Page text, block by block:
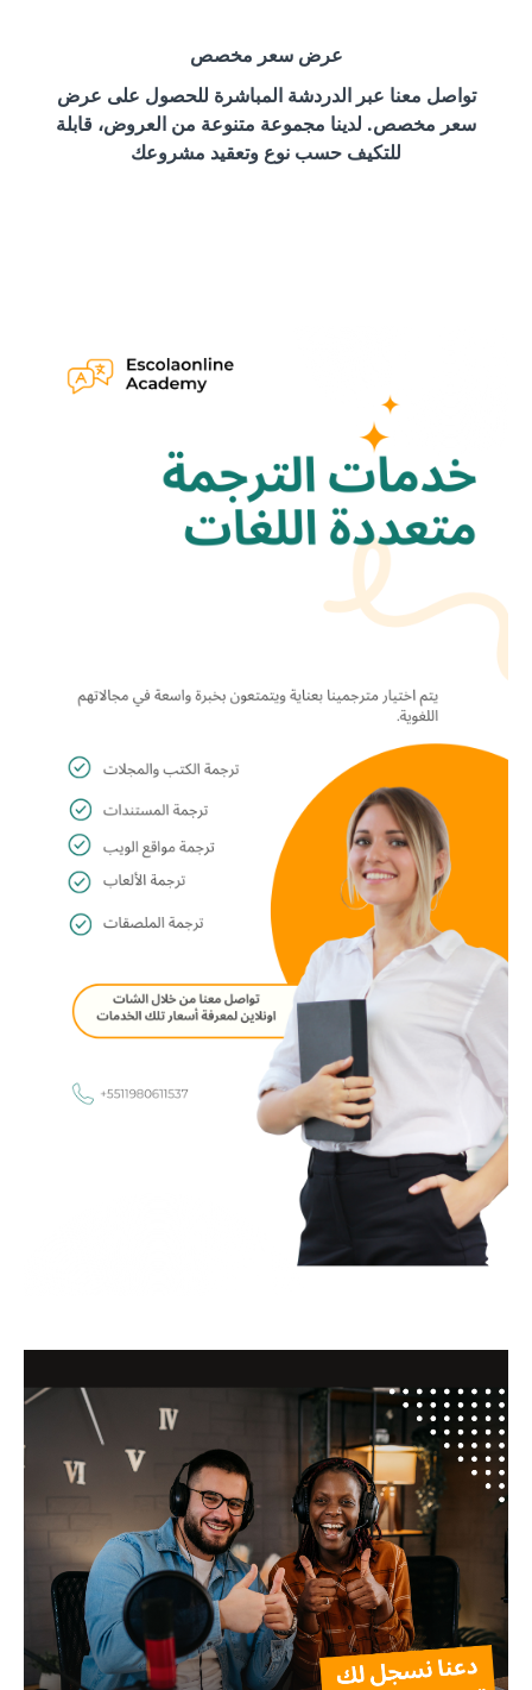
عرض سعر مخصص
تواصل معنا عبر الدردشة المباشرة للحصول على عرض
سعر مخصص. لدينا مجموعة متنوعة من العروض، قابلة
للتكيف حسب نوع وتعقيد مشروعك